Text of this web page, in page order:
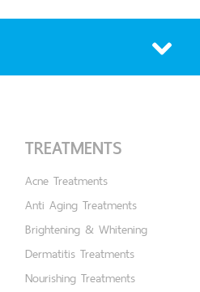
TREATMENTS
Acne Treatments
Anti Aging Treatments
Brightening & Whitening
Dermatitis Treatments
Nourishing Treatments